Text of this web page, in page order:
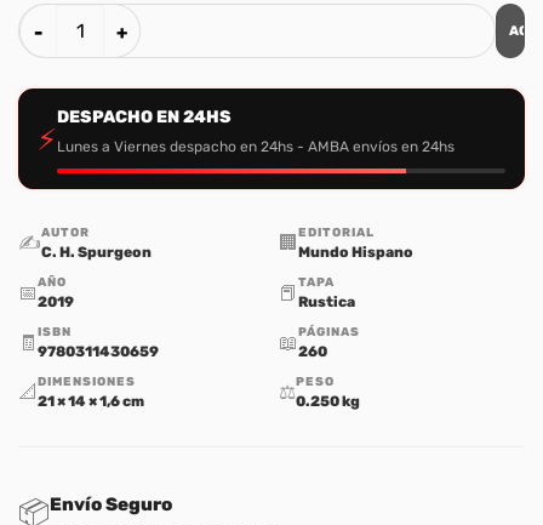
Sermones Sobre Hombres del Nuevo Testamento cantidad
⚡
DESPACHO EN 24HS
Lunes a Viernes despacho en 24hs - AMBA envíos en 24hs
✍️AUTOR
C. H. Spurgeon 🏢 EDITORIAL
Mundo Hispano
📅AÑO
2019 📕 TAPA
Rustica
🧾 ISBN
9780311430659 📖PÁGINAS
260
📐 DIMENSIONES
21 × 14 × 1,6 cm ⚖️PESO
0.250 kg
📦Envío Seguro